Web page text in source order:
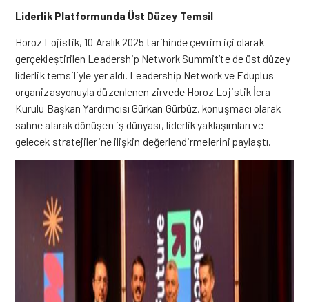
Liderlik Platformunda Üst Düzey Temsil
Horoz Lojistik, 10 Aralık 2025 tarihinde çevrim içi olarak
gerçekleştirilen Leadership Network Summit’te de üst düzey
liderlik temsiliyle yer aldı. Leadership Network ve Eduplus
organizasyonuyla düzenlenen zirvede Horoz Lojistik İcra
Kurulu Başkan Yardımcısı Gürkan Gürbüz, konuşmacı olarak
sahne alarak dönüşen iş dünyası, liderlik yaklaşımları ve
gelecek stratejilerine ilişkin değerlendirmelerini paylaştı.